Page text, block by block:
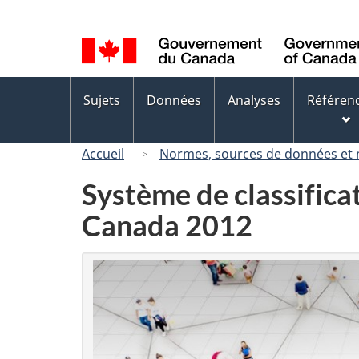
de
la
langue
des
Sujets Données Analyses
Accueil Normes, sources de données et
Système de
Canada 2012